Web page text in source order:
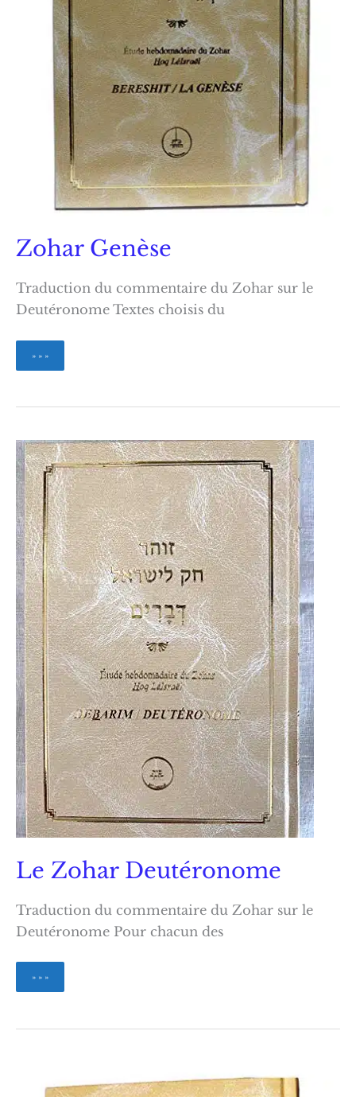
Zohar Genèse
Traduction du commentaire du Zohar sur le
Deutéronome Textes choisis du
Zohar
Genèse
» » »
Le Zohar Deutéronome
Traduction du commentaire du Zohar sur le
Deutéronome Pour chacun des
Le
Zohar
» » »